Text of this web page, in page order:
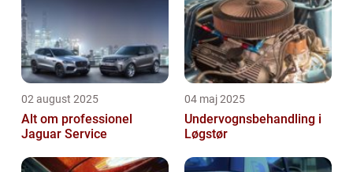
02 august 2025
Alt om professionel
Jaguar Service
04 maj 2025
Undervognsbehandling i
Løgstør